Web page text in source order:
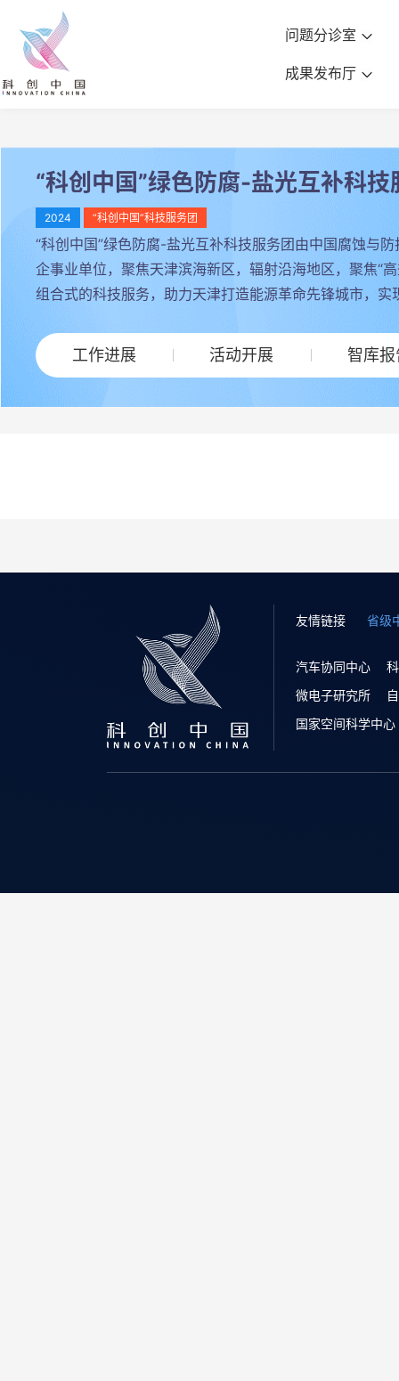
问题分诊室
成果发布厅
“科创中国”绿色防腐-盐光互补科技
2024 “科创中国”科技服务团
“科创中国”绿色防腐-盐光互补科技服务团由中国腐蚀与
企事业单位，聚焦天津滨海新区，辐射沿海地区，聚焦“
组合式的科技服务，助力天津打造能源革命先锋城市，
工作进展 活动开展 智库报
友情链接 省级
汽车协同中心
微电子研究所
国家空间科学中心